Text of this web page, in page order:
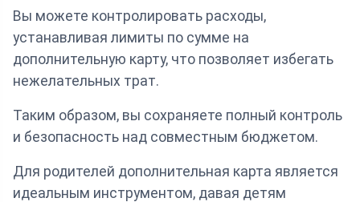
Вы можете контролировать расходы,
устанавливая лимиты по сумме на
дополнительную карту, что позволяет избегать
нежелательных трат.
Таким образом, вы сохраняете полный контроль
и безопасность над совместным бюджетом.
Для родителей дополнительная карта является
идеальным инструментом, давая детям